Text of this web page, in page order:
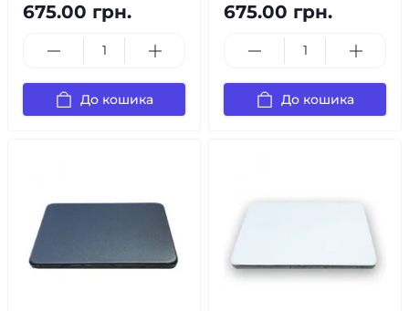
675.00 грн.
До кошика
675.00 грн.
До кошика